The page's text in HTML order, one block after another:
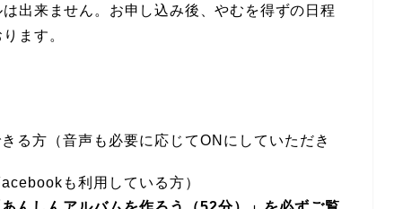
出来ません。お申し込み後、やむを得ずの日程
ます。
る方（音声も必要に応じてONにしていただき
も利用している方）